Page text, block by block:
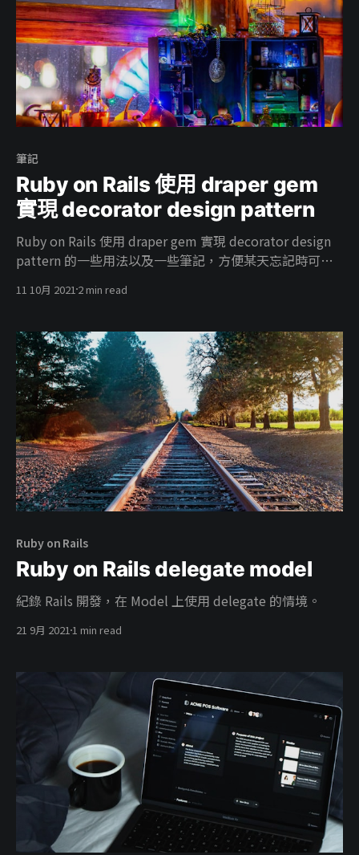
筆記
Ruby on Rails 使用 draper gem
實現 decorator design pattern
Ruby on Rails 使用 draper gem 實現 decorator design
pattern 的一些用法以及一些筆記，方便某天忘記時可以
11 10月 2021 2 min read
Ruby on Rails
Ruby on Rails delegate model
紀錄 Rails 開發，在 Model 上使用 delegate 的情境。
21 9月 20211 min read